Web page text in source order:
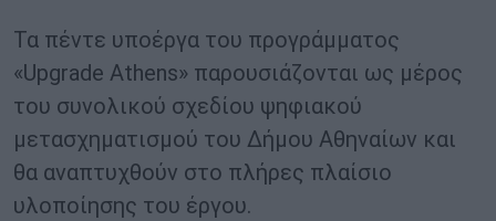
Τα πέντε υποέργα του προγράμματος
«Upgrade Athens» παρουσιάζονται ως μέρος
του συνολικού σχεδίου ψηφιακού
μετασχηματισμού του Δήμου Αθηναίων και
θα αναπτυχθούν στο πλήρες πλαίσιο
υλοποίησης του έργου.